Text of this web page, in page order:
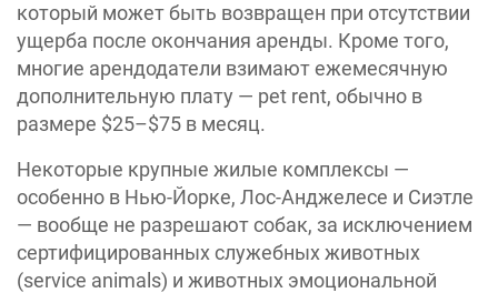
который может быть возвращен при отсутствии
ущерба после окончания аренды. Кроме того,
многие арендодатели взимают ежемесячную
дополнительную плату — pet rent, обычно в
размере $25–$75 в месяц.
Некоторые крупные жилые комплексы —
особенно в Нью-Йорке, Лос-Анджелесе и Сиэтле
— вообще не разрешают собак, за исключением
сертифицированных служебных животных
(service animals) и животных эмоциональной